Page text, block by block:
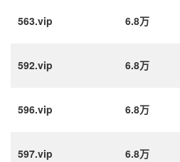
563.vip 6.8万
592.vip 6.8万
596.vip 6.8万
597.vip 6.8万